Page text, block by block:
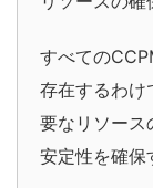
すべての
存在するわけ
要なリソース
安定性を確保